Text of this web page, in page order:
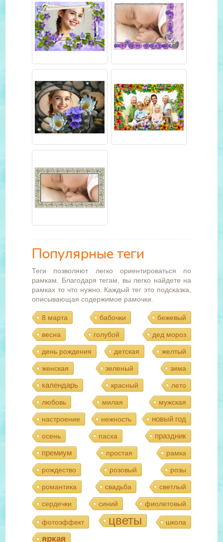
Популярные теги
Теги позволяют легко ориентироваться по
рамкам. Благодаря тегам, вы легко найдете на
рамках то что нужно. Каждый тег это подсказка,
описывающая содержимое рамочки.
8 марта бабочки бежевый
весна голубой дед мороз
день рождения детская желтый
женская зеленый зима
календарь красный лето
любовь милая мужская
настроение нежность новый год
осень пасха
праздник
премиум
простая рамка
рождество розовый розы
романтика свадьба светлый
сердечки синий фиолетовый
фотоэффект цветы школа
яркая